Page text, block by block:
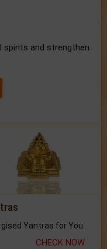
spirits and strengthen
Yantras for You.
CHECK NOW